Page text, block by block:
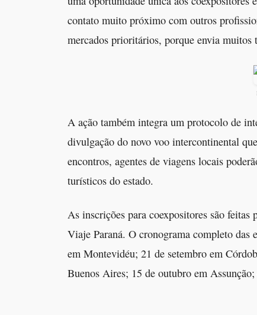
contato muito próximo com outros
mercados prioritários, porque envia muitos
A ação também integra um protocolo de
divulgação do novo voo intercontinental
encontros, agentes de viagens locais
turísticos do estado.
As inscrições para coexpositores são
Viaje Paraná. O cronograma completo
em Montevidéu; 21 de setembro em
Buenos Aires; 15 de outubro em